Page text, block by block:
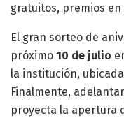
gratuitos, premios
El gran sorteo de
próximo 10 de julio
la institución,
Finalmente,
proyecta la apertura